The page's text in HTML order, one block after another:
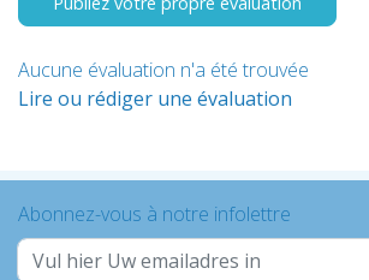
Aucune évaluation n'a été trouvée
Lire ou rédiger une évaluation
Abonnez-vous à notre infolettre